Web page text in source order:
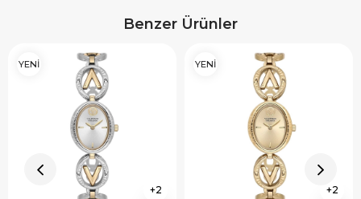
Benzer Ürünler
2
YENİ
2
YENİ